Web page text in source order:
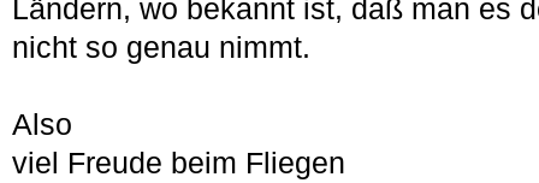
Ländern, wo bekannt ist, daß man es
nicht so genau nimmt.
Also
viel Freude beim Fliegen